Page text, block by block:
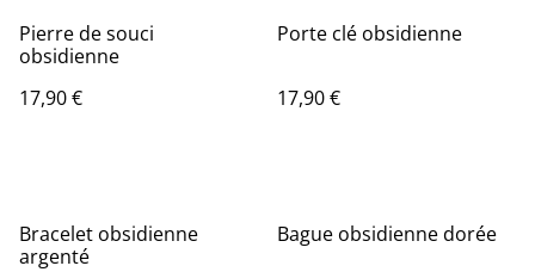
Pierre de souci
obsidienne
17,90 €
Porte clé obsidienne
17,90 €
Bracelet obsidienne
argenté
Bague obsidienne dorée